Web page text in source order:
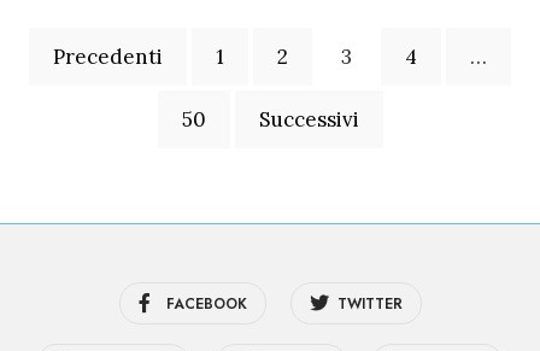
Paginazione
Precedenti 1 2 3 4 …
50 Successivi
FACEBOOK TWITTER